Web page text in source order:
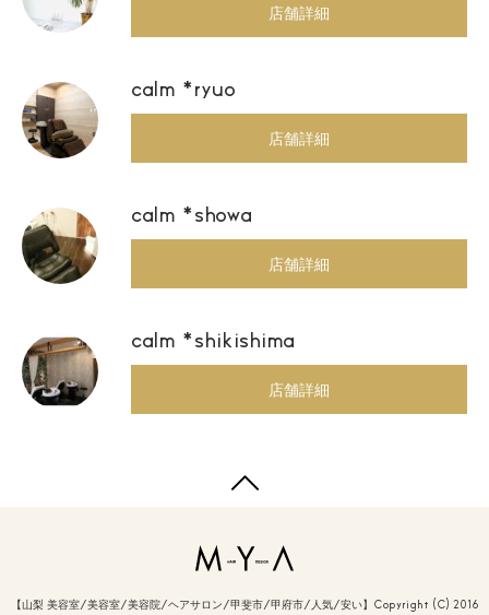
店舗詳細
calm *ryuo
店舗詳細
calm *showa
店舗詳細
calm *shikishima
店舗詳細
【山梨 美容室/美容室/美容院/ヘアサロン/甲斐市/甲府市/人気/安い】Copyright (C) 2016